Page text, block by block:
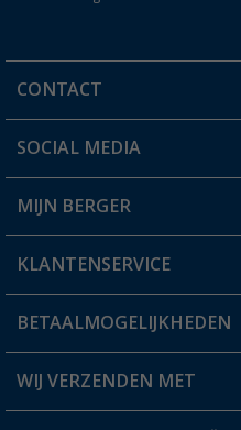
CONTACT
Een vraag?
Winkel vinden
SOCIAL MEDIA
MIJN BERGER
Mijn account
Status bestelling
Verlanglijstje
KLANTENSERVICE
FAQ & Contact
Verzendinformatie
BETAALMOGELIJKHEDEN
WIJ VERZENDEN MET